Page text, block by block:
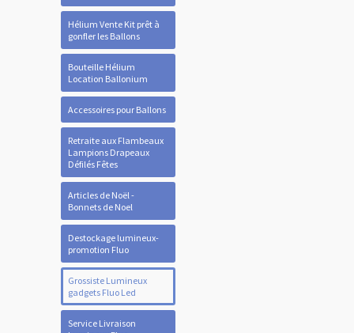
Hélium Vente Kit prêt à
gonfler les Ballons
Bouteille Hélium
Location Ballonium
Accessoires pour Ballons
Retraite aux Flambeaux
Lampions Drapeaux
Défilés Fêtes
Articles de Noël -
Bonnets de Noel
Destockage lumineux-
promotion Fluo
Grossiste Lumineux
gadgets Fluo Led
Service Livraison